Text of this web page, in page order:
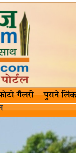
गैलरी पुराने लिंक